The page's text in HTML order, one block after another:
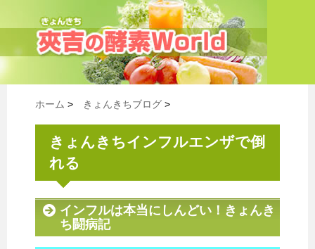
ホーム > きょんきちブログ >
きょんきちインフルエンザで倒
れる
インフルは本当にしんどい！きょんき
ち闘病記